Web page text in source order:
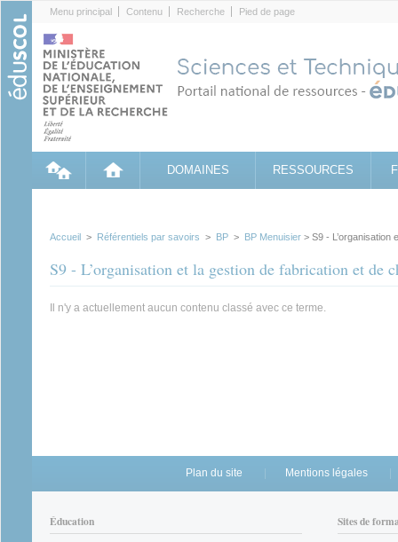
Menu principal Contenu Recherche Pied de page
DOMAINES RESSOURCES
Accueil > Référentiels par savoirs > BP > BP Menuisier > S9 - L’organisation
S9 - L’organisation et la gestion de fabrication et de
Il n'y a actuellement aucun contenu classé avec ce terme.
Plan du site Mentions légales
Éducation Sites de